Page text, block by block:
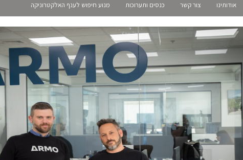
אודותינו צור קשר כנסים ותערוכות מנוע חיפוש לענף האלקטרוניקה